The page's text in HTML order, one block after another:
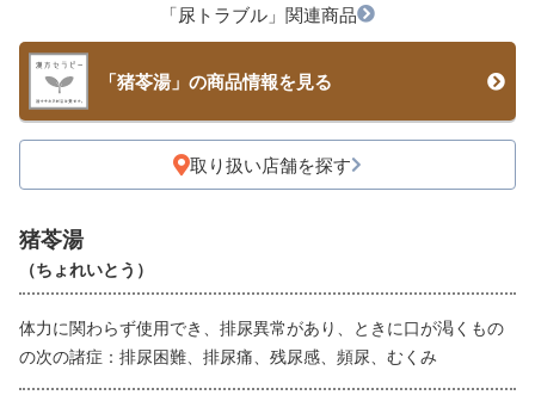
猪苓湯
（ちょれいとう）
体力に関わらず使用でき、排尿異常があり、ときに口が渇くもの
の次の諸症：排尿困難、排尿痛、残尿感、頻尿、むくみ
「尿トラブル」関連商品
「猪苓湯」の商品情報を見る
取り扱い店舗を探す